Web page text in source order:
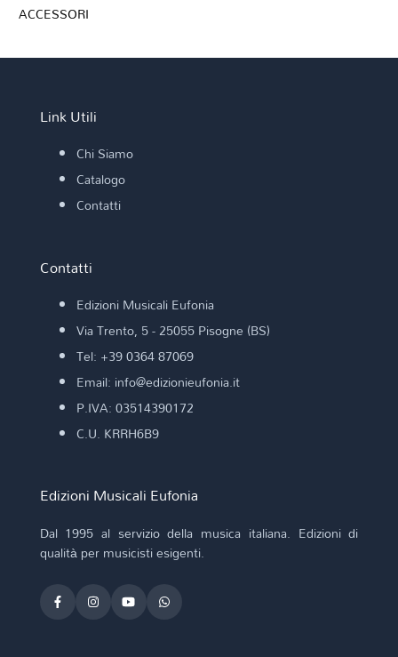
ACCESSORI
Link Utili
Chi Siamo
Catalogo
Contatti
Contatti
Edizioni Musicali Eufonia
Via Trento, 5 - 25055 Pisogne (BS)
Tel: +39 0364 87069
Email: info@edizionieufonia.it
P.IVA: 03514390172
C.U. KRRH6B9
Edizioni Musicali Eufonia
Dal 1995 al servizio della musica italiana. Edizioni di
qualità per musicisti esigenti.